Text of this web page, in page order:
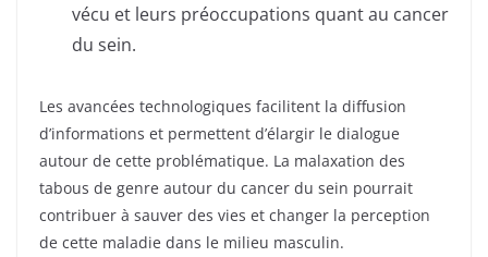
vécu et leurs préoccupations quant au cancer
du sein.
Les avancées technologiques facilitent la diffusion
d’informations et permettent d’élargir le dialogue
autour de cette problématique. La malaxation des
tabous de genre autour du cancer du sein pourrait
contribuer à sauver des vies et changer la perception
de cette maladie dans le milieu masculin.